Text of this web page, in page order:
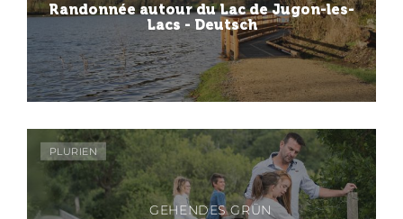
Randonnée autour du Lac de Jugon-les-
Lacs - Deutsch
GEHENDES GRÜN
PLURIEN